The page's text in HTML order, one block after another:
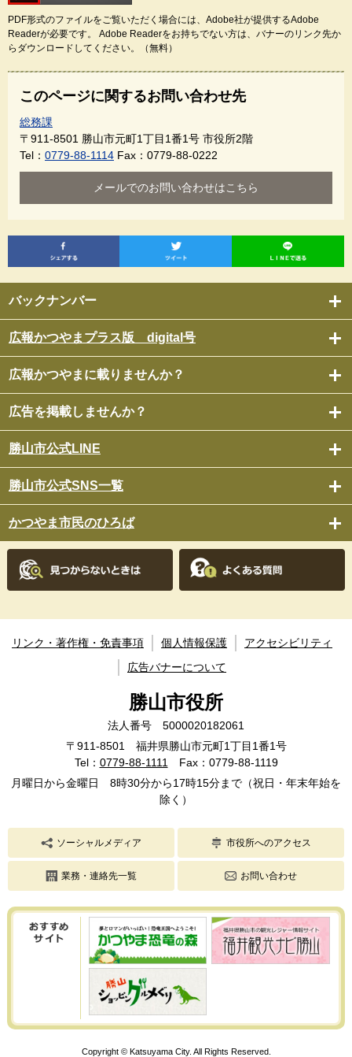
バックナンバー
広報かつやまプラス版 digital号
広報かつやまに載りませんか？
広告を掲載しませんか？
勝山市公式LINE
勝山市公式SNS一覧
かつやま市民のひろば
PDF形式のファイルをご覧いただく場合には、Adobe社が提供するAdobe
Readerが必要です。
Adobe Readerをお持ちでない方は、バナーのリンク先か
らダウンロードしてください。（無料）
このページに関するお問い合わせ先
総務課
〒911-8501 勝山市元町1丁目1番1号 市役所2階
Tel： 0779-88-1114 Fax：0779-88-0222
メールでのお問い合わせはこちら
リンク・著作権・免責事項 個人情報保護
アクセシビリティ
広告バナーについて
勝山市役所
法人番号 5000020182061
〒911-8501 福井県勝山市元町1丁目1番1号
Tel： 0779-88-1111
Fax：0779-88-1119
月曜日から金曜日 8時30分から17時15分まで（祝日・年末年始を
除く）
ソーシャルメディア 市役所へのアクセス
業務・連絡先一覧 お問い合わせ
Copyright © Katsuyama City. All Rights Reserved.